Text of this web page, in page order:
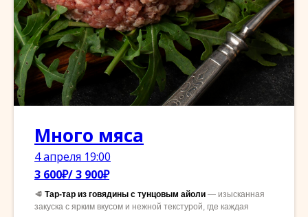
Много мяса
4 апреля 19:00
3 600₽/ 3 900₽
🥩 Тар-тар из говядины с тунцовым айоли — изысканная
закуска с ярким вкусом и нежной текстурой, где каждая